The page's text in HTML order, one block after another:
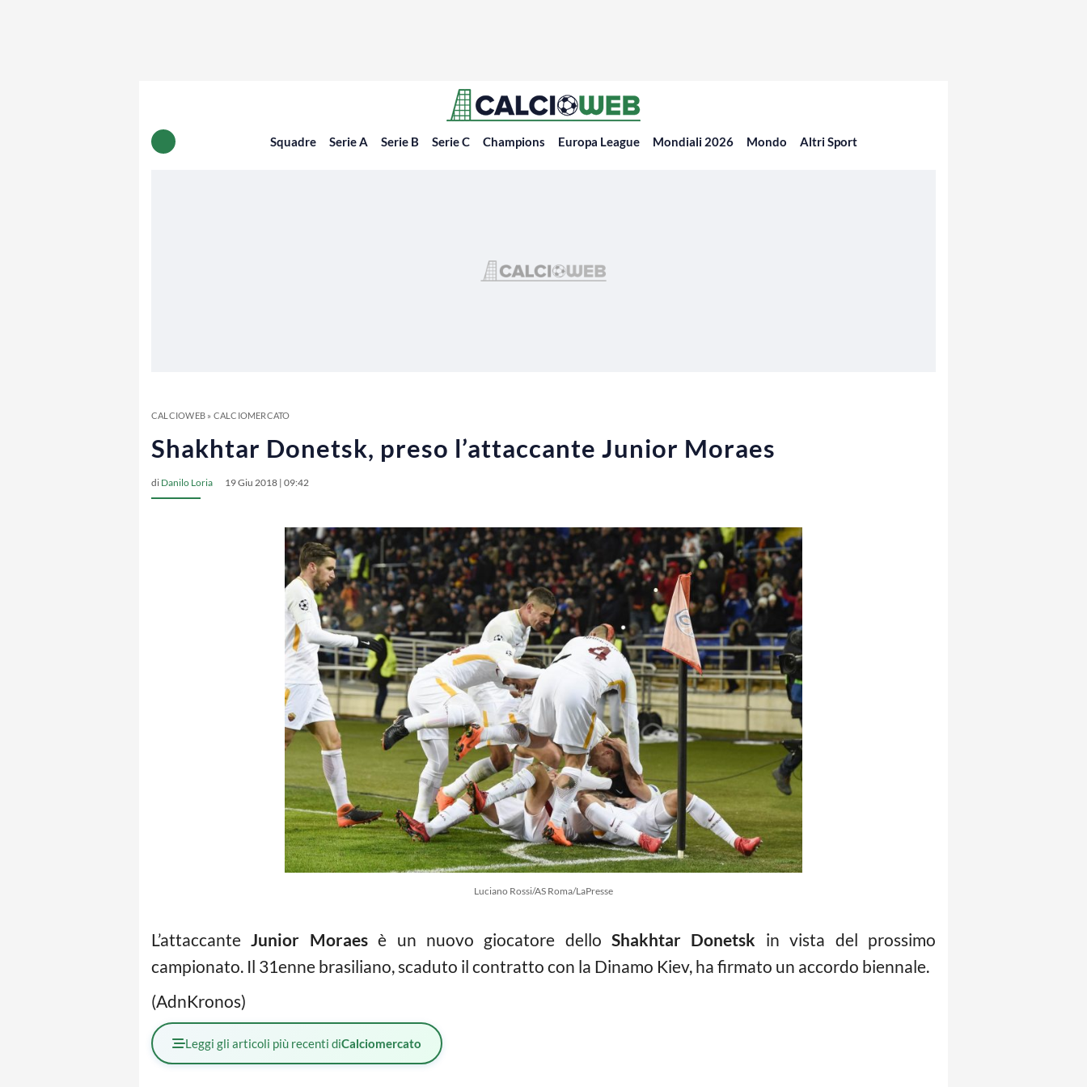
Squadre Serie A Serie B Serie C Champions Europa League Mondiali 2026 Mondo Altri Sport
CALCIOWEB» CALCIOMERCATO
Shakhtar Donetsk, preso l’attaccante Junior Moraes
di Danilo Loria 19 Giu 2018 | 09:42
Luciano Rossi/AS Roma/LaPresse
L’attaccanteJunior Moraesè un nuovo giocatore delloShakhtar Donetsk in vista del prossimo
campionato. Il 31enne brasiliano, scaduto il contratto con la Dinamo Kiev, ha firmato un accordo biennale.
(AdnKronos)
Leggi gli articoli più recenti diCalciomercato